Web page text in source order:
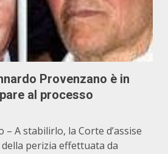
Provenzano è in
al processo
– A stabilirlo, la Corte d’assise
perizia effettuata da